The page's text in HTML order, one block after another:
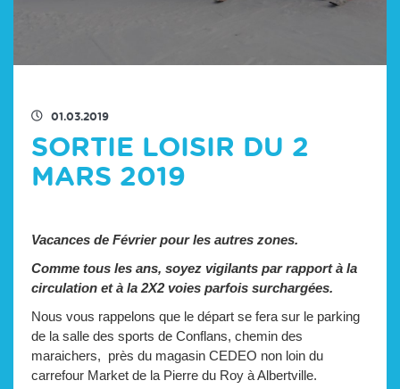
01.03.2019
SORTIE LOISIR DU 2
MARS 2019
Vacances de Février pour les autres zones.
Comme tous les ans, soyez vigilants par rapport à la
circulation et à la 2X2 voies parfois surchargées.
Nous vous rappelons que le départ se fera sur le parking
de la salle des sports de Conflans, chemin des
maraichers, près du magasin CEDEO non loin du
carrefour Market de la Pierre du Roy à Albertville.